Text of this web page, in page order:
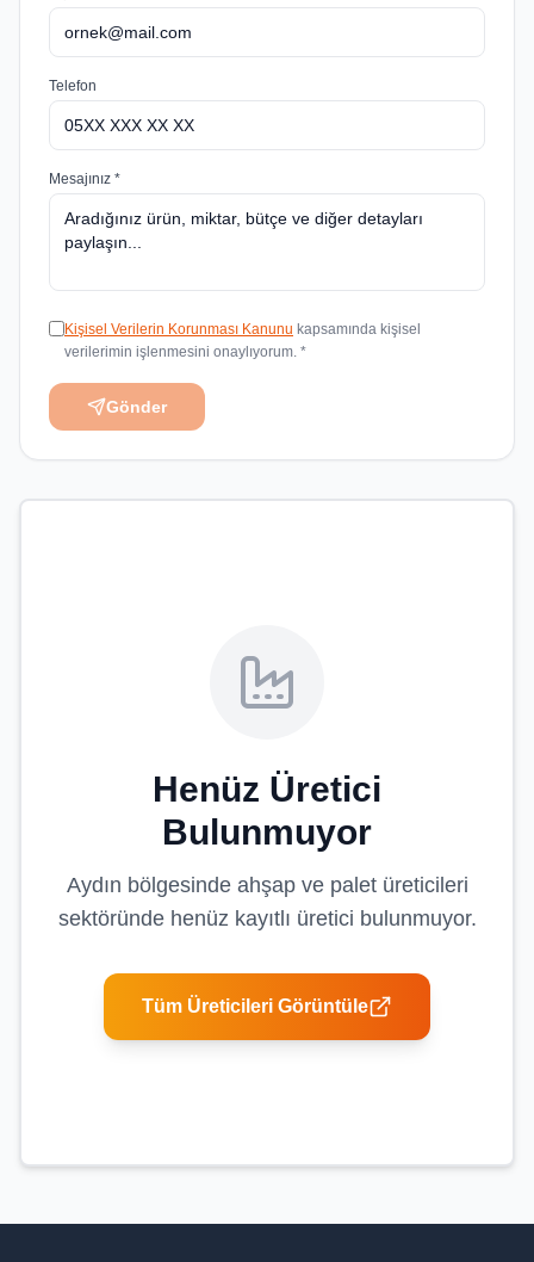
Telefon
Mesajınız *
Kişisel Verilerin Korunması Kanunu kapsamında kişisel
verilerimin işlenmesini onaylıyorum. *
Gönder
Henüz Üretici
Bulunmuyor
Aydın bölgesinde ahşap ve palet üreticileri
sektöründe henüz kayıtlı üretici bulunmuyor.
Tüm Üreticileri Görüntüle